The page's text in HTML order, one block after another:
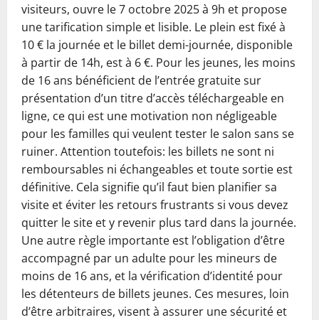
visiteurs, ouvre le 7 octobre 2025 à 9h et propose
une tarification simple et lisible. Le plein est fixé à
10 € la journée et le billet demi-journée, disponible
à partir de 14h, est à 6 €. Pour les jeunes, les moins
de 16 ans bénéficient de l’entrée gratuite sur
présentation d’un titre d’accès téléchargeable en
ligne, ce qui est une motivation non négligeable
pour les familles qui veulent tester le salon sans se
ruiner. Attention toutefois: les billets ne sont ni
remboursables ni échangeables et toute sortie est
définitive. Cela signifie qu’il faut bien planifier sa
visite et éviter les retours frustrants si vous devez
quitter le site et y revenir plus tard dans la journée.
Une autre règle importante est l’obligation d’être
accompagné par un adulte pour les mineurs de
moins de 16 ans, et la vérification d’identité pour
les détenteurs de billets jeunes. Ces mesures, loin
d’être arbitraires, visent à assurer une sécurité et